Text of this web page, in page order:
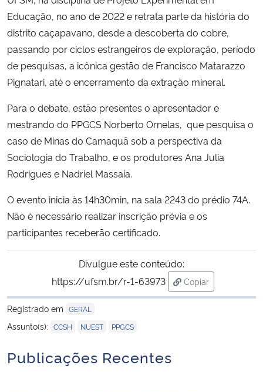
Controladoria-Geral da União
Ministério da Mulher, da Família e dos Direitos Humanos
Secretaria-Geral
Secretaria de Governo
Gabinete de Segurança Institucional
Advocacia-Geral da União
Banco Central do Brasil
Planalto
Educação, no ano de 2022 e retrata parte da história do
distrito caçapavano, desde a descoberta do cobre,
passando por ciclos estrangeiros de exploração, período
de pesquisas, a icônica gestão de Francisco Matarazzo
Pignatari, até o encerramento da extração mineral.
Para o debate, estão presentes o apresentador e
mestrando do PPGCS Norberto Ornelas, que pesquisa o
caso de Minas do Camaquã sob a perspectiva da
Sociologia do Trabalho, e os produtores Ana Julia
Rodrigues e Nadriel Massaia.
O evento inicia às 14h30min, na sala 2243 do prédio 74A.
Não é necessário realizar inscrição prévia e os
participantes receberão certificado.
Divulgue este conteúdo:
https://ufsm.br/r-1-63973
Copiar
para área de
Registrado em GERAL
Assunto(s): CCSH NUEST PPGCS
Publicações Recentes